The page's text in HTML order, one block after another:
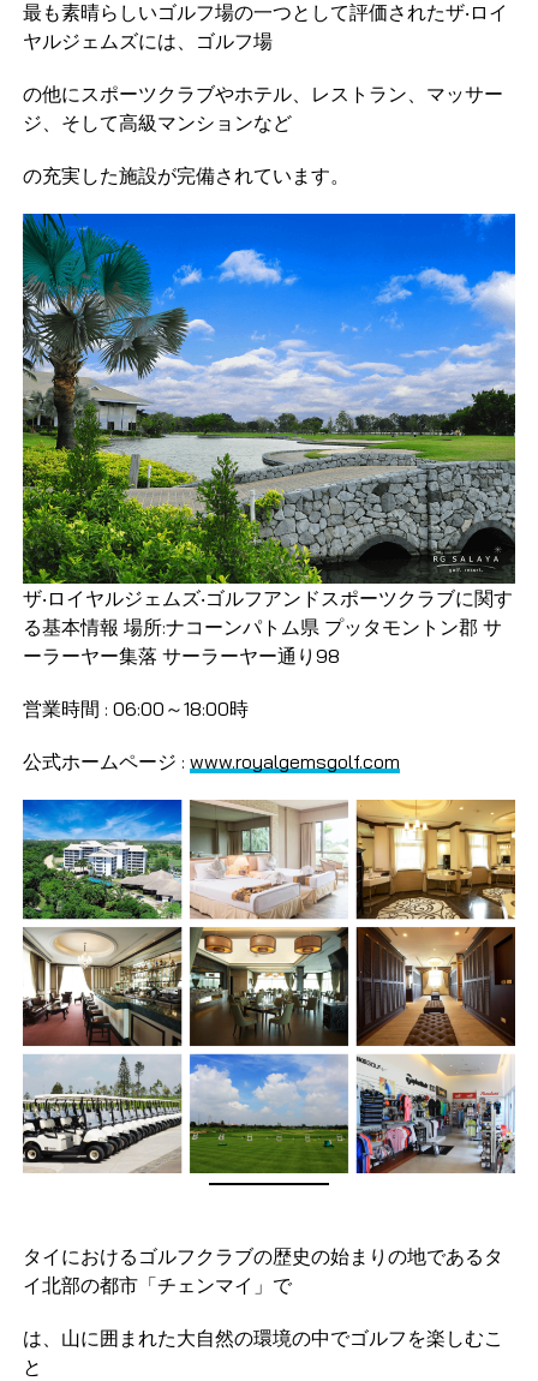
最も素晴らしいゴルフ場の一つとして評価されたザ‧ロイ
ヤルジェムズには、ゴルフ場
の他にスポーツクラブやホテル、レストラン、マッサー
ジ、そして高級マンションなど
の充実した施設が完備されています。
ザ‧ロイヤルジェムズ‧ゴルフアンドスポーツクラブに関す
る基本情報 場所:ナコーンパトム県 プッタモントン郡 サ
ーラーヤー集落 サーラーヤー通り98
営業時間 : 06:00～18:00時
公式ホームページ : www.royalgemsgolf.com
タイにおけるゴルフクラブの歴史の始まりの地であるタ
イ北部の都市「チェンマイ」で
は、山に囲まれた大自然の環境の中でゴルフを楽しむこ
と